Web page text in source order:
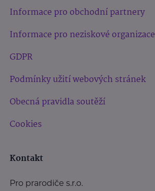
Informace pro obchodní partnery
Informace pro neziskové organizace
GDPR
Podmínky užití webových stránek
Obecná pravidla soutěží
Cookies
Kontakt
Pro prarodiče s.r.o.